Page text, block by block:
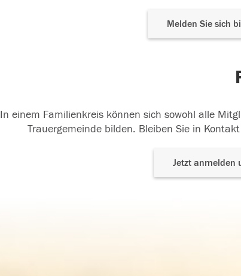
Melden Sie sich
In einem Familienkreis können sich sowohl alle
Trauergemeinde bilden. Bleiben Sie in
Jetzt anmelden